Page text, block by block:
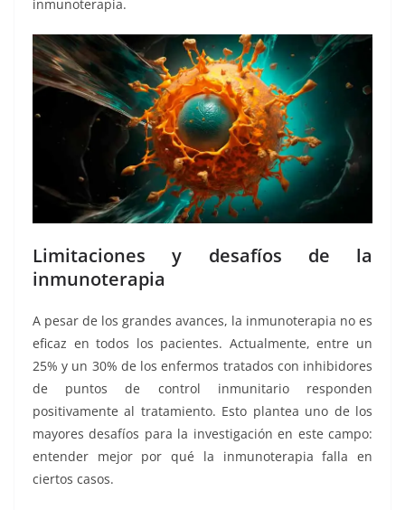
inmunoterapia.
Limitaciones y desafíos de la
inmunoterapia
A pesar de los grandes avances, la inmunoterapia no es
eficaz en todos los pacientes. Actualmente, entre un
25% y un 30% de los enfermos tratados con inhibidores
de puntos de control inmunitario responden
positivamente al tratamiento. Esto plantea uno de los
mayores desafíos para la investigación en este campo:
entender mejor por qué la inmunoterapia falla en
ciertos casos.